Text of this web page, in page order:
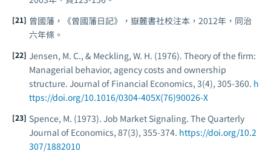
曾國藩，《曾國藩日記》，嶽麓書社校注本，2012年，同治
六年條。
Jensen, M. C., & Meckling, W. H. (1976). Theory of the firm:
Managerial behavior, agency costs and ownership
structure. Journal of Financial Economics, 3(4), 305-360. h
ttps://doi.org/10.1016/0304-405X(76)90026-X
Spence, M. (1973). Job Market Signaling. The Quarterly
Journal of Economics, 87(3), 355-374. https://doi.org/10.2
307/1882010